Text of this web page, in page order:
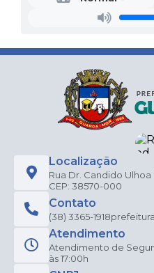
Localização
Rua Dr. Candido Ulhoa
CEP: 38570-000
Contato
(38) 3365-1918
Atendimento
Atendimento de
às 17:00h